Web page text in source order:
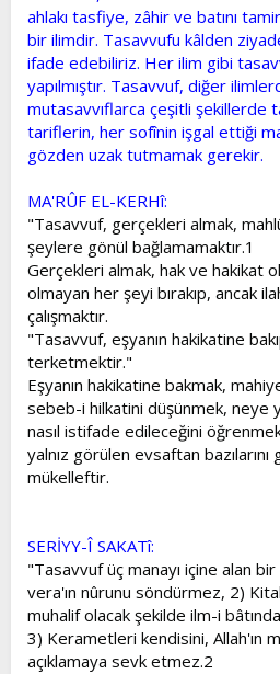
t
a
n
i
h
i
ahlakı tasfiye, zâhir ve batını
bir ilimdir. Tasavvufu kâlden
ifade edebiliriz. Her ilim gibi
yapılmıştır. Tasavvuf, diğer
mutasavvıflarca çeşitli şekillerde
tariflerin, her sofînin işgal ettiği
gözden uzak tutmamak gerekir.
MA'RÛF EL-KERHî:
"Tasavvuf, gerçekleri almak,
şeylere gönül bağlamamaktır.1
Gerçekleri almak, hak ve hakikat
olmayan her şeyi bırakıp, ancak
çalışmaktır.
"Tasavvuf, eşyanın hakikatine
terketmektir."
Eşyanın hakikatine bakmak,
sebeb-i hilkatini düşünmek, neye
nasıl istifade edileceğini
yalnız görülen evsaftan
mükelleftir.
SERİYY-Î SAKATî:
"Tasavvuf üç manayı içine alan
vera'ın nûrunu söndürmez, 2)
muhalif olacak şekilde ilm-i
3) Kerametleri kendisini, Allah'ın
açıklamaya sevk etmez.2